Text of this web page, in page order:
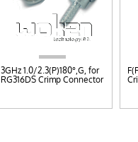
3GHz 1.0/2.3(P)180°,G, for
RG316DS Crimp Connector